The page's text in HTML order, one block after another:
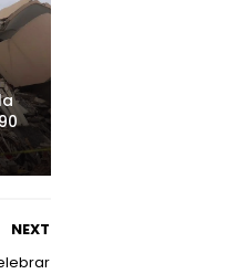
NEXT